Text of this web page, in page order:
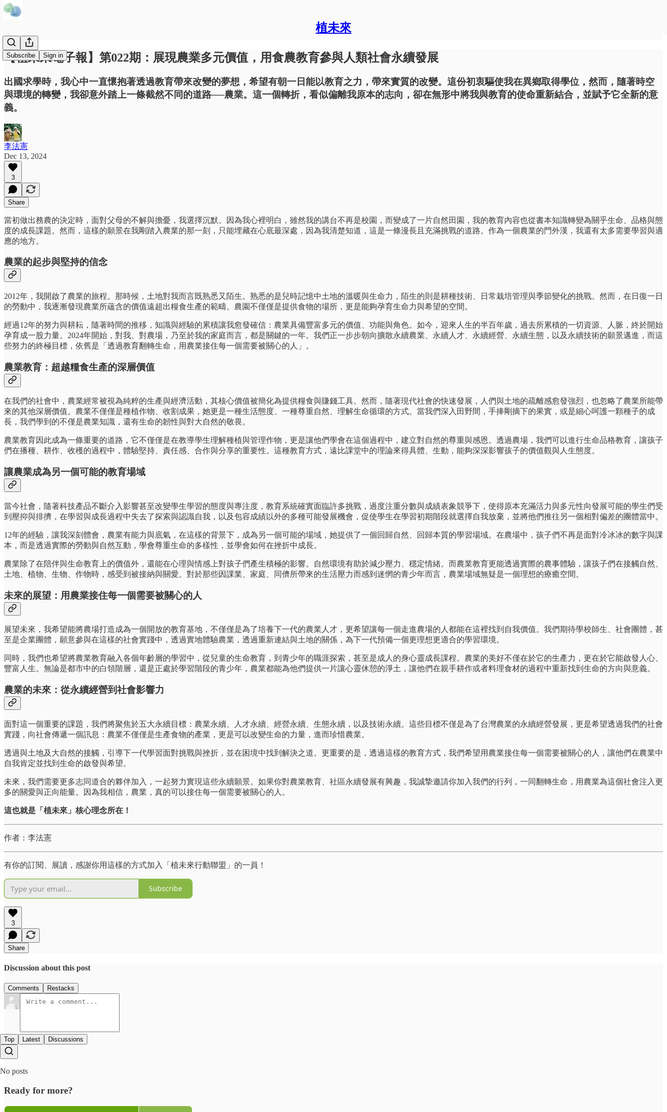
植未來
Subscribe Sign in
【植未來電子報】第022期：展現農業多元價值，用食農教育參與人類社會永續發展
出國求學時，我心中一直懷抱著透過教育帶來改變的夢想，希望有朝一日能以教育之力，帶來實質的改變。這份初衷驅使我在異鄉取得學位，然而，隨著時空
與環境的轉變，我卻意外踏上一條截然不同的道路──農業。這一個轉折，看似偏離我原本的志向，卻在無形中將我與教育的使命重新結合，並賦予它全新的意
義。
李法憲
Dec 13, 2024
3
Share
當初做出務農的決定時，面對父母的不解與擔憂，我選擇沉默。因為我心裡明白，雖然我的講台不再是校園，而變成了一片自然田園，我的教育內容也從書本知識轉變為關乎生命、品格與態
度的成長課題。然而，這樣的願景在我剛踏入農業的那一刻，只能埋藏在心底最深處，因為我清楚知道，這是一條漫長且充滿挑戰的道路。作為一個農業的門外漢，我還有太多需要學習與適
應的地方。
農業的起步與堅持的信念
2012年，我開啟了農業的旅程。那時候，土地對我而言既熟悉又陌生。熟悉的是兒時記憶中土地的溫暖與生命力，陌生的則是耕種技術、日常栽培管理與季節變化的挑戰。然而，在日復一日
的勞動中，我逐漸發現農業所蘊含的價值遠超出糧食生產的範疇。農園不僅僅是提供食物的場所，更是能夠孕育生命力與希望的空間。
經過12年的努力與耕耘，隨著時間的推移，知識與經驗的累積讓我愈發確信：農業具備豐富多元的價值、功能與角色。如今，迎來人生的半百年歲，過去所累積的一切資源、人脈，終於開始
孕育成一股力量。2024年開始，對我、對農場，乃至於我的家庭而言，都是關鍵的一年。我們正一步步朝向擴散永續農業、永續人才、永續經營、永續生態，以及永續技術的願景邁進，而這
些努力的終極目標，依舊是「透過教育翻轉生命，用農業接住每一個需要被關心的人」。
農業教育：超越糧食生產的深層價值
在我們的社會中，農業經常被視為純粹的生產與經濟活動，其核心價值被簡化為提供糧食與賺錢工具。然而，隨著現代社會的快速發展，人們與土地的疏離感愈發強烈，也忽略了農業所能帶
來的其他深層價值。農業不僅僅是種植作物、收割成果，她更是一種生活態度、一種尊重自然、理解生命循環的方式。當我們深入田野間，手捧剛摘下的果實，或是細心呵護一顆種子的成
長，我們學到的不僅是農業知識，還有生命的韌性與對大自然的敬畏。
農業教育因此成為一條重要的道路，它不僅僅是在教導學生理解種植與管理作物，更是讓他們學會在這個過程中，建立對自然的尊重與感恩。透過農場，我們可以進行生命品格教育，讓孩子
們在播種、耕作、收穫的過程中，體驗堅持、責任感、合作與分享的重要性。這種教育方式，遠比課堂中的理論來得具體、生動，能夠深深影響孩子的價值觀與人生態度。
讓農業成為另一個可能的教育場域
當今社會，隨著科技產品不斷介入影響甚至改變學生學習的態度與專注度，教育系統確實面臨許多挑戰，過度注重分數與成績表象競爭下，使得原本充滿活力與多元性向發展可能的學生們受
到壓抑與排擠，在學習與成長過程中失去了探索與認識自我，以及包容成績以外的多種可能發展機會，促使學生在學習初期階段就選擇自我放棄，並將他們推往另一個相對偏差的團體當中。
12年的經驗，讓我深刻體會，農業有能力與底氣，在這樣的背景下，成為另一個可能的場域，她提供了一個回歸自然、回歸本質的學習場域。在農場中，孩子們不再是面對冷冰冰的數字與課
本，而是透過實際的勞動與自然互動，學會尊重生命的多樣性，並學會如何在挫折中成長。
農業除了在陪伴與生命教育上的價值外，還能在心理與情感上對孩子們產生積極的影響。自然環境有助於減少壓力、穩定情緒。而農業教育更能透過實際的農事體驗，讓孩子們在接觸自然、
土地、植物、生物、作物時，感受到被接納與關愛。對於那些因課業、家庭、同儕所帶來的生活壓力而感到迷惘的青少年而言，農業場域無疑是一個理想的療癒空間。
未來的展望：用農業接住每一個需要被關心的人
展望未來，我希望能將農場打造成為一個開放的教育基地，不僅僅是為了培養下一代的農業人才，更希望讓每一個走進農場的人都能在這裡找到自我價值。我們期待學校師生、社會團體，甚
至是企業團體，願意參與在這樣的社會實踐中，透過實地體驗農業，透過重新連結與土地的關係，為下一代預備一個更理想更適合的學習環境。
同時，我們也希望將農業教育融入各個年齡層的學習中，從兒童的生命教育，到青少年的職涯探索，甚至是成人的身心靈成長課程。農業的美好不僅在於它的生產力，更在於它能啟發人心、
豐富人生。無論是都市中的白領階層，還是正處於學習階段的青少年，農業都能為他們提供一片讓心靈休憩的淨土，讓他們在親手耕作或者料理食材的過程中重新找到生命的方向與意義。
農業的未來：從永續經營到社會影響力
面對這一個重要的課題，我們將聚焦於五大永續目標：農業永續、人才永續、經營永續、生態永續，以及技術永續。這些目標不僅是為了台灣農業的永續經營發展，更是希望透過我們的社會
實踐，向社會傳遞一個訊息：農業不僅僅是生產食物的產業，更是可以改變生命的力量，進而珍惜農業。
透過與土地及大自然的接觸，引導下一代學習面對挑戰與挫折，並在困境中找到解決之道。更重要的是，透過這樣的教育方式，我們希望用農業接住每一個需要被關心的人，讓他們在農業中
自我肯定並找到生命的啟發與希望。
未來，我們需要更多志同道合的夥伴加入，一起努力實現這些永續願景。如果你對農業教育、社區永續發展有興趣，我誠摯邀請你加入我們的行列，一同翻轉生命，用農業為這個社會注入更
多的關愛與正向能量。因為我相信，農業，真的可以接住每一個需要被關心的人。
這也就是「植未來」核心理念所在！
作者：李法憲
有你的訂閱、展讀，感謝你用這樣的方式加入「植未來行動聯盟」的一員！
Subscribe
3
Share
Discussion about this post
Comments Restacks
Top Latest Discussions
No posts
Ready for more?